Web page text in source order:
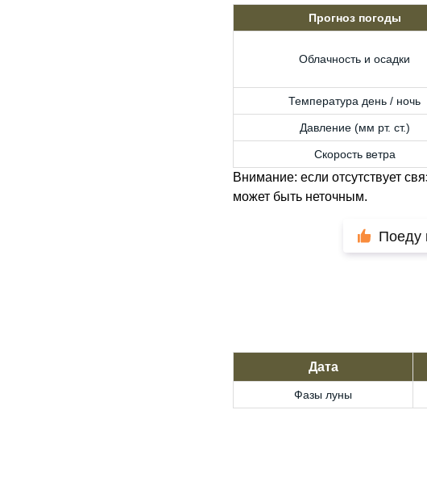
Прогноз погоды
Облачность и осадки
Температура день / ночь
Давление (мм рт. ст.)
Скорость ветра
Внимание: если отсутствует
может быть неточным.
Поеду
Дата
Фазы луны